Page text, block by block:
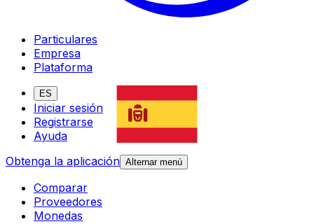
Particulares
Empresa
Plataforma
ES
Iniciar sesión
Registrarse
Ayuda
Obtenga la aplicación Alternar menú
Comparar
Proveedores
Monedas